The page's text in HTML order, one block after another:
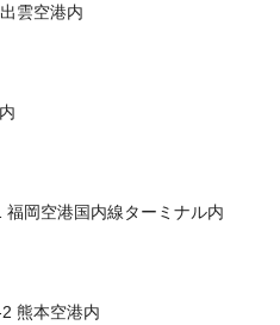
雲空港内
岡空港国内線ターミナル内
熊本空港内